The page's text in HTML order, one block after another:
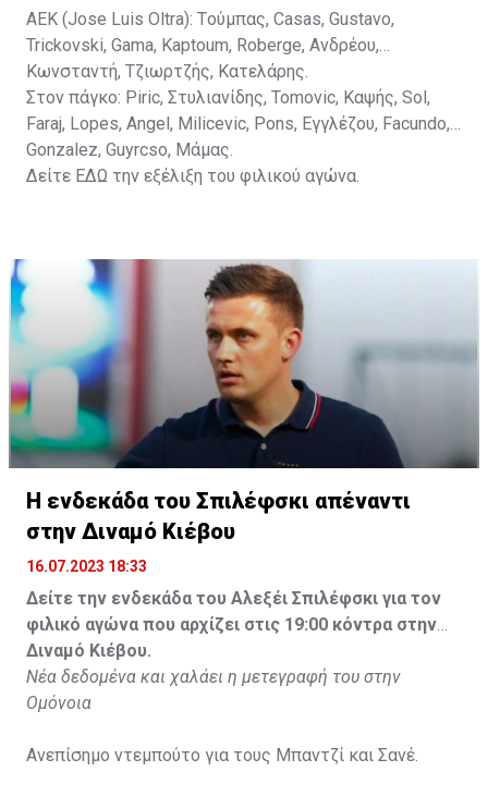
ΑΕΚ (Jose Luis Oltra): Tούμπας, Casas, Gustavo,
Trickovski, Gama, Κaptoum, Roberge, Aνδρέου,
Κωνσταντή, Τζιωρτζής, Κατελάρης.
Στον πάγκο: Piric, Στυλιανίδης, Tomovic, Καψής, Sol,
Faraj, Lopes, Angel, Milicevic, Pons, Εγγλέζου, Facundo,
Gonzalez, Guyrcso, Μάμας.
Δείτε ΕΔΩ την εξέλιξη του φιλικού αγώνα.
Η ενδεκάδα του Σπιλέφσκι απέναντι
στην Διναμό Κιέβου
16.07.2023 18:33
Δείτε την ενδεκάδα του Αλεξέι Σπιλέφσκι για τον
φιλικό αγώνα που αρχίζει στις 19:00 κόντρα στην
Διναμό Κιέβου.
Νέα δεδομένα και χαλάει η μετεγραφή του στην
Ομόνοια
Ανεπίσημο ντεμπούτο για τους Μπαντζί και Σανέ.